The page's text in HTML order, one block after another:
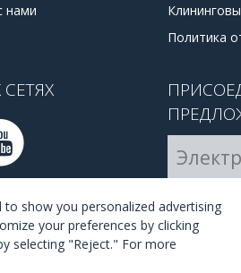
нами
Политика
show you personalized advertising
your preferences by clicking
selecting "Reject." For more